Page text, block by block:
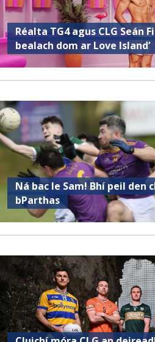
Réalta TG4 agus CLG Seán
bealach dom ar Love Island’
Ná bac le Sam! Bhí peil den
bParthas